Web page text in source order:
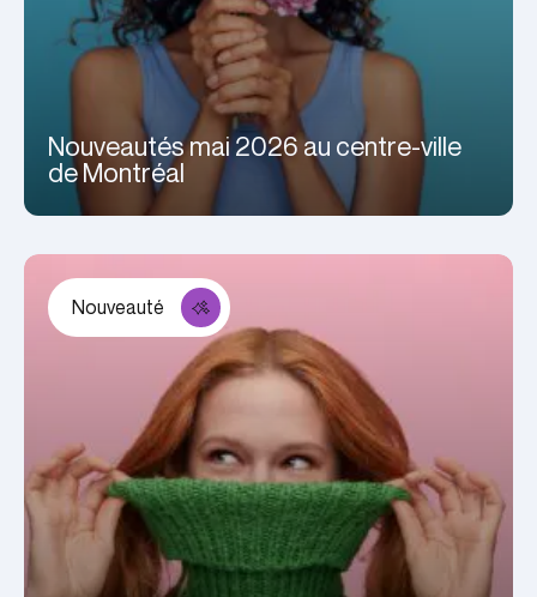
Nouveautés mai 2026 au centre-ville
de Montréal
Nouveauté